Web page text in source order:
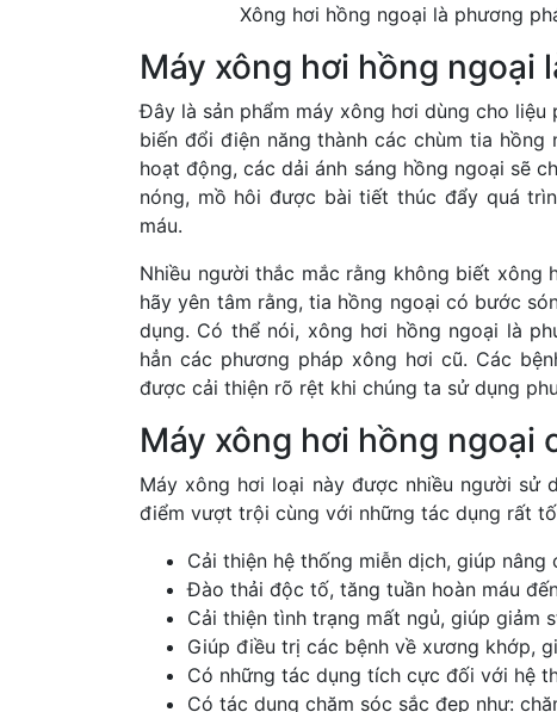
Xông hơi hồng ngoại là phương
Máy xông hơi hồng ngoại
Đây là sản phẩm máy xông hơi dùng cho
biến đổi điện năng thành các chùm tia
hoạt động, các dải ánh sáng hồng ngoại sẽ
nóng, mồ hôi được bài tiết thúc đẩy quá
máu.
Nhiều người thắc mắc rằng không biết xông
hãy yên tâm rằng, tia hồng ngoại có bước
dụng. Có thể nói, xông hơi hồng ngoại là
hẳn các phương pháp xông hơi cũ. Các
được cải thiện rõ rệt khi chúng ta sử dụng
Máy xông hơi hồng ngoại
Máy xông hơi loại này được nhiều người sử
điểm vượt trội cùng với những tác dụng rất
Cải thiện hệ thống miễn dịch, giúp nâng
Đào thải độc tố, tăng tuần hoàn máu
Cải thiện tình trạng mất ngủ, giúp giảm
Giúp điều trị các bệnh về xương khớp,
Có những tác dụng tích cực đối với hệ
Có tác dụng chăm sóc sắc đẹp như: